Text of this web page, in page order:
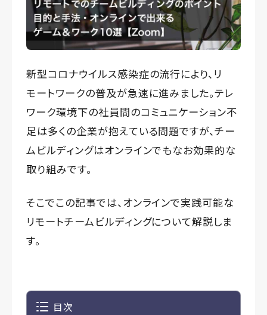
新型コロナウイルス感染症の流行により、リ
モートワークの普及が急速に進みました。テレ
ワーク環境下の社員間のコミュニケーション不
足は多くの企業が抱えている問題ですが、チー
ムビルディングはオンラインでもなお効果的な
取り組みです。
そこでこの記事では、オンラインで実践可能な
リモートチームビルディングについて解説しま
す。
目次